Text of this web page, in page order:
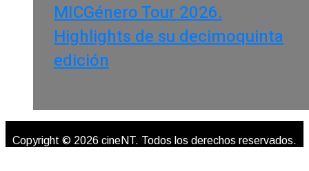
MICGénero Tour 2026.
Highlights de su decimoquinta
edición
Copyright © 2026 cineNT. Todos los derechos reservados.